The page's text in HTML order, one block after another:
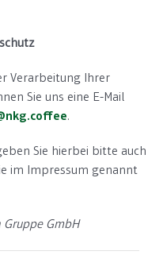
Verarbeitung Ihrer
Sie uns eine E-Mail
.
Sie hierbei bitte auch
im Impressum genannt
Gruppe GmbH